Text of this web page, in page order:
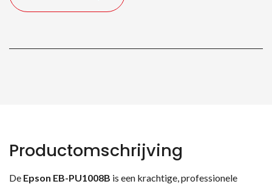
Productomschrijving
De Epson EB-PU1008B is een krachtige, professionele